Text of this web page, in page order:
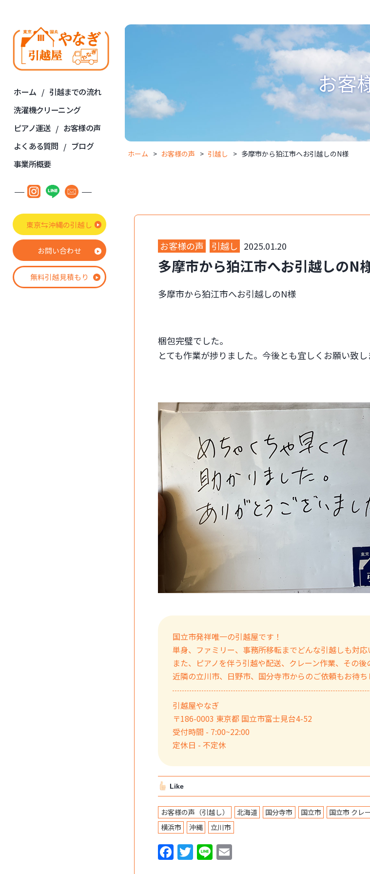
ホーム
引越までの流れ
洗濯機クリーニング
ピアノ運送
お客様の声
よくある質問
ブログ
事業所概要
東京⇆沖縄の引越し
お問い合わせ
無料引越見積もり
お客
ホーム お客様の声 引越し 多摩市から狛江市へお引越しのN様
お客様の声 引越し 2025.01.20
多摩市から狛江市へお引越しのN
多摩市から狛江市へお引越しのN様
梱包完璧でした。
とても作業が捗りました。今後とも宜しくお願い致し
国立市発祥唯一の引越屋です！
単身、ファミリー、事務所移転までどんな引越しも対応
また、ピアノを伴う引越や配送、クレーン作業、その後
近隣の立川市、日野市、国分寺市からのご依頼もお待ち
引越屋やなぎ
〒186-0003 東京都 国立市富士見台4-52
受付時間 - 7:00~22:00
定休日 - 不定休
Like
お客様の声（引越し） 北海道 国分寺市 国立市 国立市 クレ
横浜市
沖縄 立川市
F T Li